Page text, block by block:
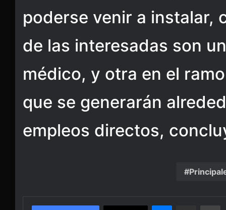
poderse venir a instalar,
de las interesadas son
médico, y otra en el
que se generarán
empleos directos,
Messenger
Share via Email